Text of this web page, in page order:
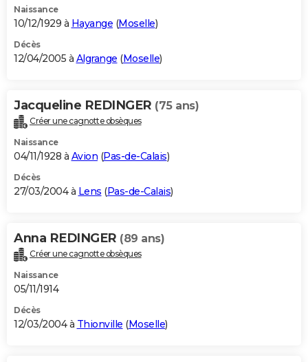
Naissance
10/12/1929 à Hayange (Moselle)
Décès
12/04/2005 à Algrange (Moselle)
Jacqueline REDINGER (75 ans)
Créer une cagnotte obsèques
Naissance
04/11/1928 à Avion (Pas-de-Calais)
Décès
27/03/2004 à Lens (Pas-de-Calais)
Anna REDINGER (89 ans)
Créer une cagnotte obsèques
Naissance
05/11/1914
Décès
12/03/2004 à Thionville (Moselle)